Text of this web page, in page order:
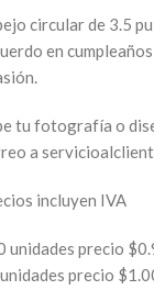
circular de 3.5
en
tu fotografía o
a
incluyen IVA
unidades precio
precio